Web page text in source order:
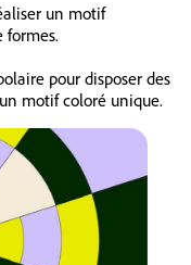
un motif
formes.
pour disposer des
motif coloré unique.